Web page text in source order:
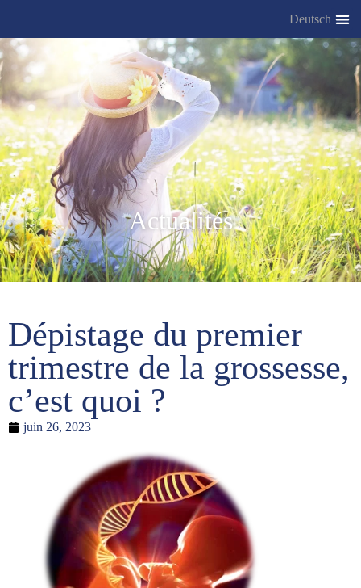
Deutsch
Actualités
Dépistage du premier
trimestre de la grossesse,
c’est quoi ?
juin 26, 2023